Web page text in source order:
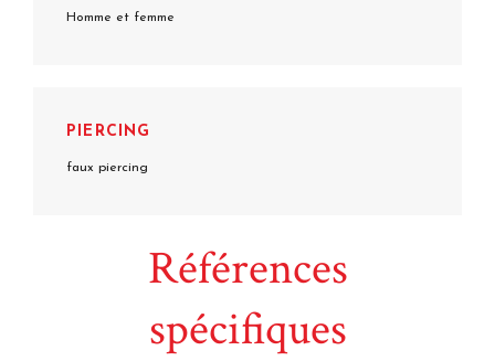
Homme et femme
PIERCING
faux piercing
Références
spécifiques